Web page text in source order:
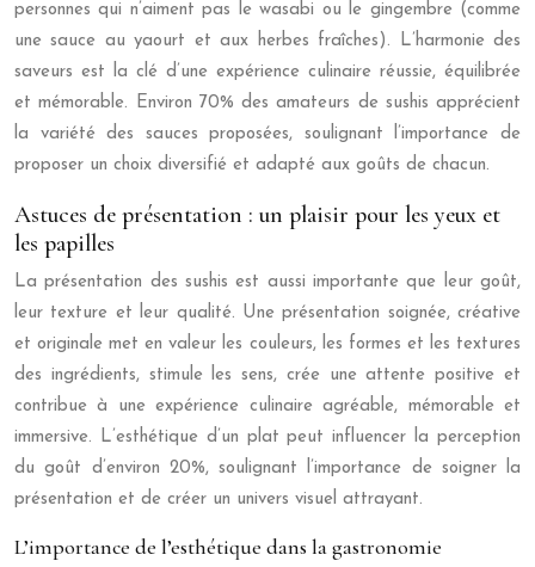
personnes qui n’aiment pas le wasabi ou le gingembre (comme
une sauce au yaourt et aux herbes fraîches). L’harmonie des
saveurs est la clé d’une expérience culinaire réussie, équilibrée
et mémorable. Environ 70% des amateurs de sushis apprécient
la variété des sauces proposées, soulignant l’importance de
proposer un choix diversifié et adapté aux goûts de chacun.
Astuces de présentation : un plaisir pour les yeux et
les papilles
La présentation des sushis est aussi importante que leur goût,
leur texture et leur qualité. Une présentation soignée, créative
et originale met en valeur les couleurs, les formes et les textures
des ingrédients, stimule les sens, crée une attente positive et
contribue à une expérience culinaire agréable, mémorable et
immersive. L’esthétique d’un plat peut influencer la perception
du goût d’environ 20%, soulignant l’importance de soigner la
présentation et de créer un univers visuel attrayant.
L’importance de l’esthétique dans la gastronomie